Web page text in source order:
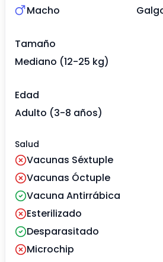
Macho
Tamaño
Mediano (12-25 kg)
Edad
Adulto (3-8 años)
Salud
Vacunas Séxtuple
Vacunas Óctuple
Vacuna Antirrábica
Esterilizado
Desparasitado
Microchip